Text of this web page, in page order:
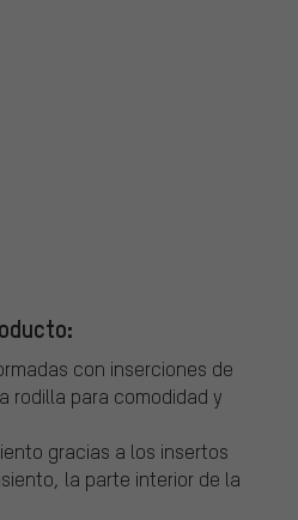
con inserciones de
rodilla para comodidad y
gracias a los insertos
la parte interior de la